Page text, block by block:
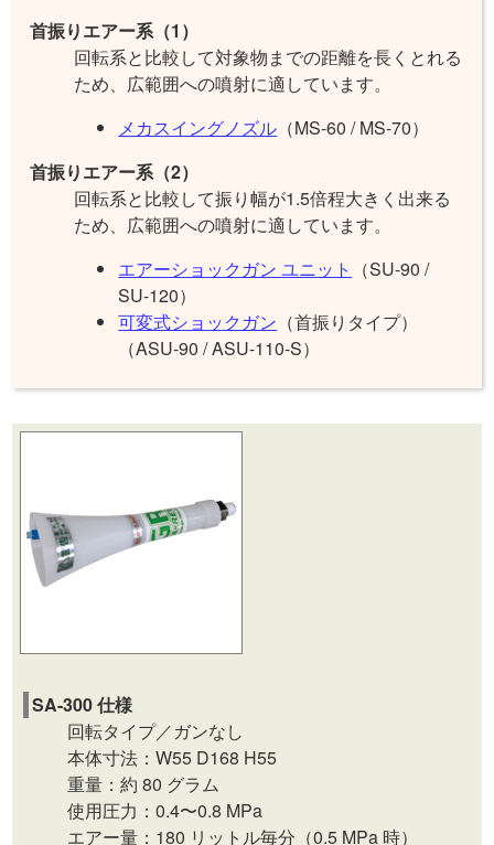
首振りエアー系（1）
回転系と比較して対象物までの距離を長くとれる
ため、広範囲への噴射に適しています。
メカスイングノズル （MS-60 / MS-70）
首振りエアー系（2）
回転系と比較して振り幅が1.5倍程大きく出来る
ため、広範囲への噴射に適しています。
エアーショックガン ユニット
（SU-90 /
SU-120）
可変式ショックガン （首振りタイプ）
（ASU-90 / ASU-110-S）
SA-300 仕様
回転タイプ／ガンなし
本体寸法：W55 D168 H55
重量：約 80 グラム
使用圧力：0.4〜0.8 MPa
エアー量：180 リットル毎分（0.5 MPa 時）